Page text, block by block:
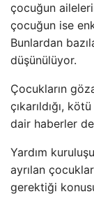
çocuğun
çocuğun ise
Bunlardan
düşünülüyor.
Çocukların
çıkarıldığı,
dair haberler de
Yardım
ayrılan
gerektiği